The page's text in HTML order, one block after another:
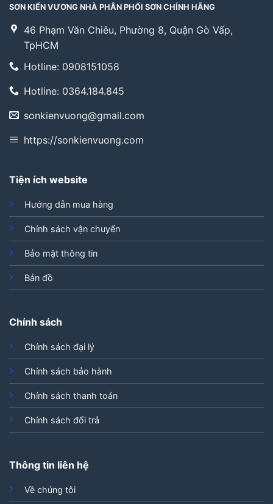
SƠN KIẾN VƯƠNG NHÀ PHÂN PHỐI SƠN CHÍNH HÃNG
46 Phạm Văn Chiêu, Phường 8, Quận Gò Vấp,
TpHCM
Hotline: 0908151058
Hotline: 0364.184.845
sonkienvuong@gmail.com
https://sonkienvuong.com
Tiện ích website
Hướng dẫn mua hàng
Chính sách vận chuyển
Bảo mật thông tin
Bản đồ
Chính sách
Chính sách đại lý
Chính sách bảo hành
Chính sách thanh toán
Chính sách đổi trả
Thông tin liên hệ
Về chúng tôi